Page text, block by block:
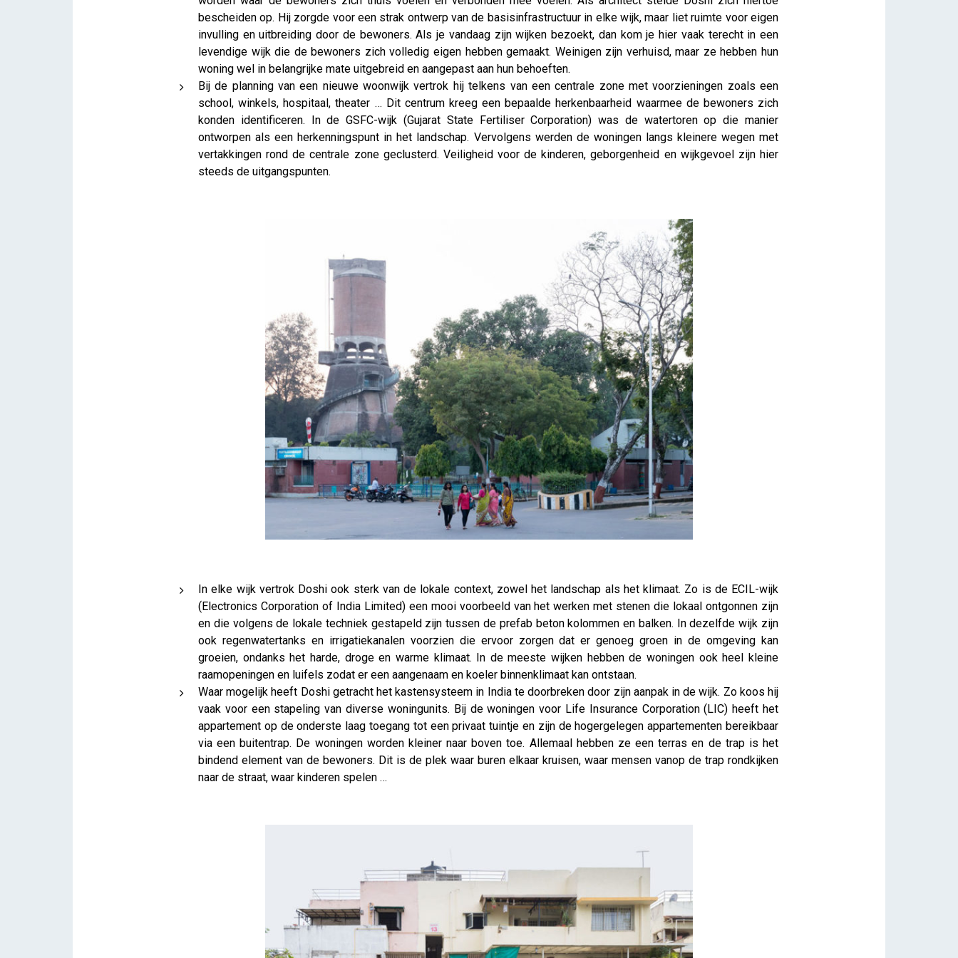
bescheiden op. Hij zorgde voor een strak ontwerp van de basisinfrastructuur in elke wijk, maar liet ruimte voor eigen
invulling en uitbreiding door de bewoners.Als je vandaag zijn wijken bezoekt, dan kom je hier vaak terecht in een
levendige wijk die de bewoners zich volledig eigen hebben gemaakt. Weinigen zijn verhuisd, maar ze hebben hun
woning wel in belangrijke mate uitgebreid en aangepast aan hun behoeften.
Bij de planning van een nieuwe woonwijk vertrok hij telkens van een centrale zone met voorzieningen zoals een
school, winkels, hospitaal, theater … Dit centrum kreeg een bepaalde herkenbaarheid waarmee de bewoners zich
konden identificeren. In de GSFC-wijk (Gujarat State Fertiliser Corporation) was de watertoren op die manier
ontworpen als een herkenningspunt in het landschap. Vervolgens werden de woningen langs kleinere wegen met
vertakkingen rond de centrale zone geclusterd. Veiligheid voor de kinderen, geborgenheid en wijkgevoel zijn hier
steeds de uitgangspunten.
In elke wijk vertrok Doshi ook sterk van de lokale context, zowel het landschap als het klimaat. Zo is de ECIL-wijk
(Electronics Corporation of India Limited) een mooi voorbeeld van het werken met stenen die lokaal ontgonnen zijn
en die volgens de lokale techniek gestapeld zijn tussen de prefab beton kolommen en balken. In dezelfde wijk zijn
ook regenwatertanks en irrigatiekanalen voorzien die ervoor zorgen dat er genoeg groen in de omgeving kan
groeien, ondanks het harde, droge en warme klimaat. In de meeste wijken hebben de woningen ook heel kleine
raamopeningen en luifels zodat er een aangenaam en koeler binnenklimaat kan ontstaan.
Waar mogelijk heeft Doshi getracht het kastensysteem in India te doorbreken door zijn aanpak in de wijk. Zo koos hij
vaak voor een stapeling van diverse woningunits. Bij de woningen voor Life Insurance Corporation (LIC) heeft het
appartement op de onderste laag toegang tot een privaat tuintje en zijn de hogergelegen appartementen bereikbaar
via een buitentrap. De woningen worden kleiner naar boven toe. Allemaal hebben ze een terras en de trap is het
bindend element van de bewoners. Dit is de plek waar buren elkaar kruisen, waar mensen vanop de trap rondkijken
naar de straat, waar kinderen spelen …